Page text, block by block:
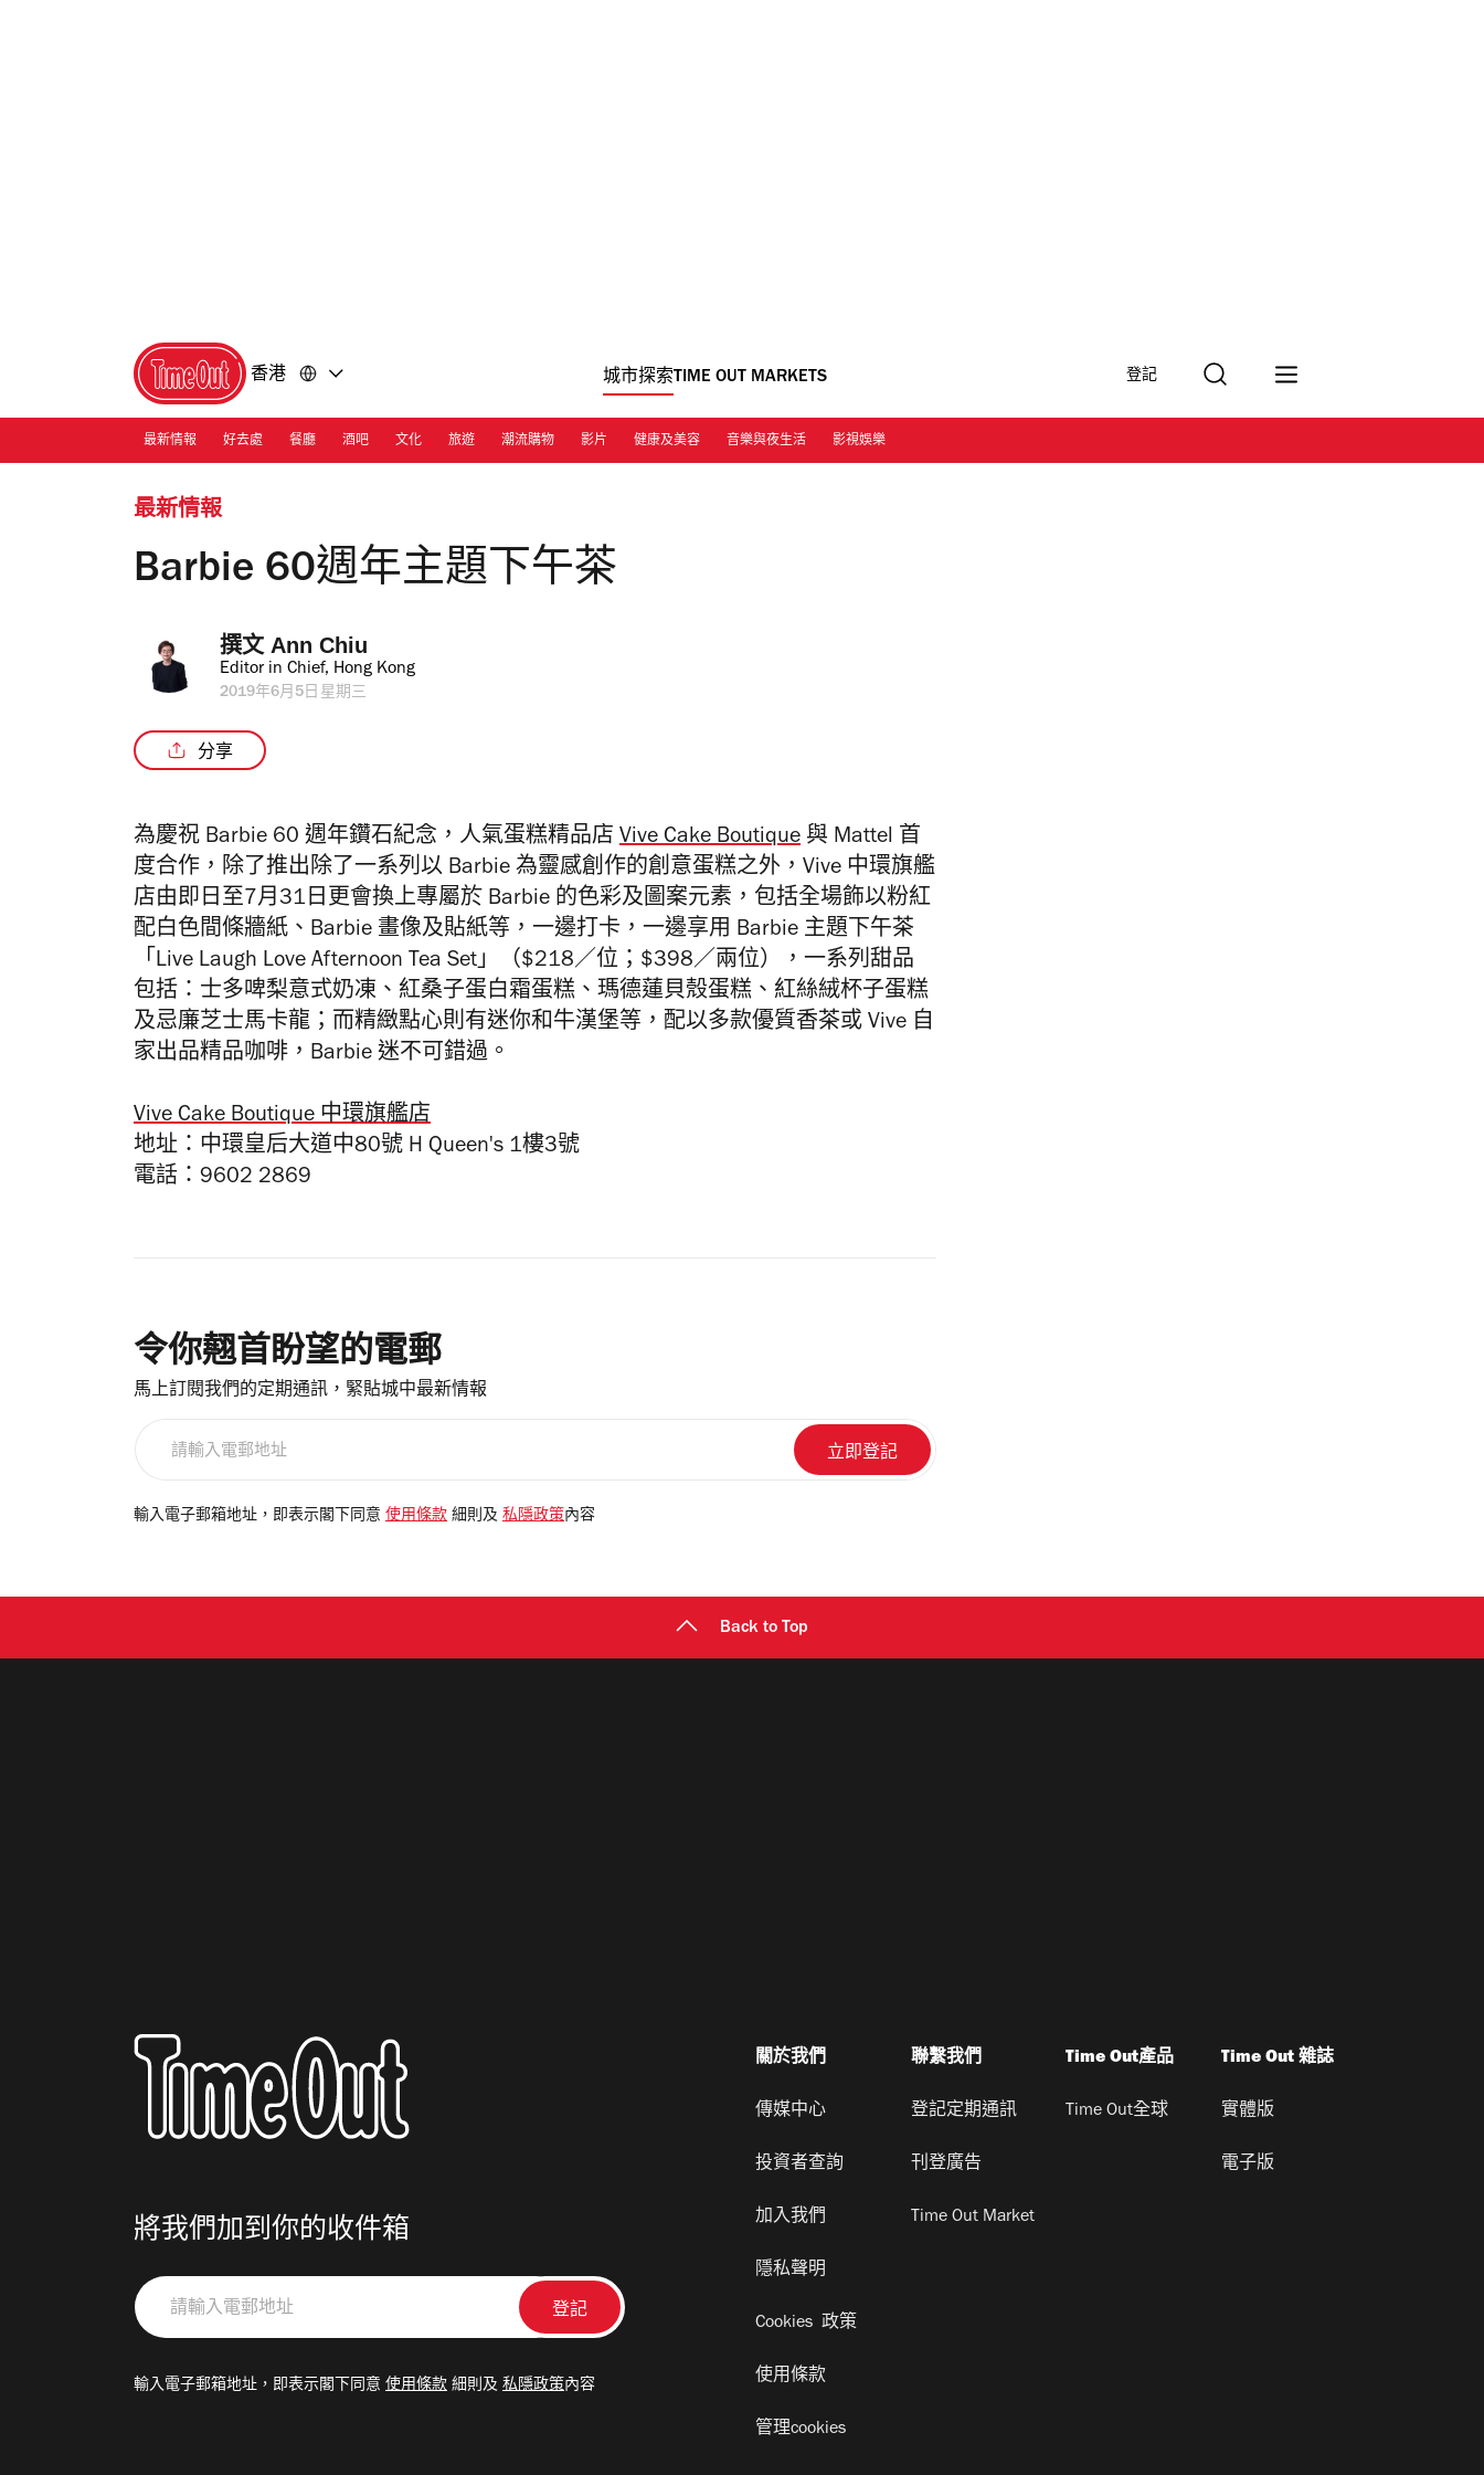
香港 城市探索TIME OUT MARKETS 登記
最新情報 好去處 餐廳 酒吧 文化 旅遊 潮流購物 影片 健康及美容 音樂與夜生活 影視娛樂
最新情報
Barbie 60週年主題下午茶
撰文 Ann Chiu
Editor in Chief, Hong Kong
2019年6月5日星期三
分享
為慶祝 Barbie 60 週年鑽石紀念，人氣蛋糕精品店 Vive Cake Boutique 與 Mattel 首
度合作，除了推出除了一系列以 Barbie 為靈感創作的創意蛋糕之外， Vive 中環旗艦
店由即日至7月31日更會換上專屬於 Barbie 的色彩及圖案元素，包括全場飾以粉紅
配白色間條牆紙、Barbie 畫像及貼紙等，一邊打卡，一邊享用 Barbie 主題下午茶
「Live Laugh Love Afternoon Tea Set」（$218／位；$398／兩位），一系列甜品
包括：士多啤梨意式奶凍、紅桑子蛋白霜蛋糕、瑪德蓮貝殼蛋糕、紅絲絨杯子蛋糕
及忌廉芝士馬卡龍；而精緻點心則有迷你和牛漢堡等，配以多款優質香茶或 Vive 自
家出品精品咖啡，Barbie 迷不可錯過。
Vive Cake Boutique 中環旗艦店
地址：中環皇后大道中80號 H Queen's 1樓3號
電話：9602 2869
令你翹首盼望的電郵
馬上訂閱我們的定期通訊，緊貼城中最新情報
電
輸入電子郵箱地址，即表示閣下同意 使用條款 細則及 私隱政策 內容
Back to Top
將我們加到你的收件箱
請
輸
郵
輸入電子郵箱地址，即表示閣下同意 使用條款 細則及 私隱政策內容
關於我們
傳媒中心
投資者查詢
加入我們
隱私聲明
Cookies 政策
使用條款
管理cookies
聯繫我們
登記定期通訊
刊登廣告
Time Out Market
Time Out產品
Time Out全球
Time Out 雜誌
實體版
電子版